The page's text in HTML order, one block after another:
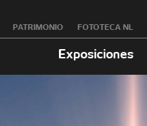
PATRIMONIO FOTOTECA NL
Exposiciones